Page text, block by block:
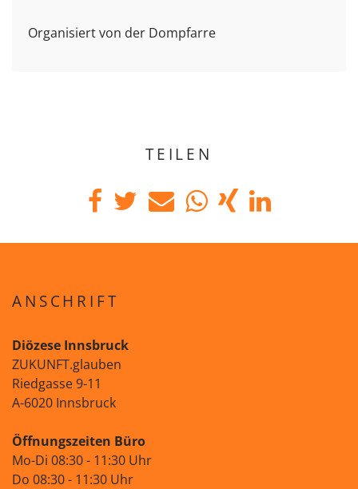
Organisiert von der Dompfarre
TEILEN
ANSCHRIFT
Diözese Innsbruck
ZUKUNFT.glauben
Riedgasse 9-11
A-6020 Innsbruck
Öffnungszeiten Büro
Mo-Di 08:30 - 11:30 Uhr
Do 08:30 - 11:30 Uhr